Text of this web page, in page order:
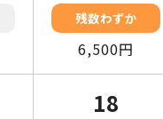
残数わずか
6,500円
18